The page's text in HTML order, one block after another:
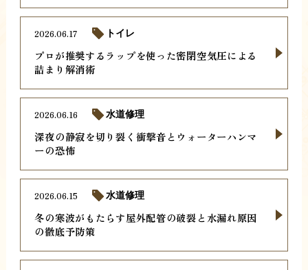
プロが推奨するラップを使った密閉空気圧による
詰まり解消術
2026.06.17 トイレ
深夜の静寂を切り裂く衝撃音とウォーターハンマ
ーの恐怖
2026.06.16 水道修理
冬の寒波がもたらす屋外配管の破裂と水漏れ原因
の徹底予防策
2026.06.15 水道修理